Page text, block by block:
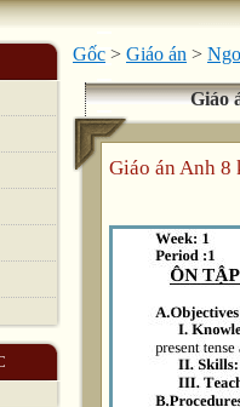
Gốc > Giáo án >
Giáo
Giáo án Anh 8